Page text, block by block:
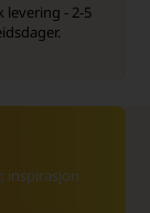
levering - 2-5
inspirasjon